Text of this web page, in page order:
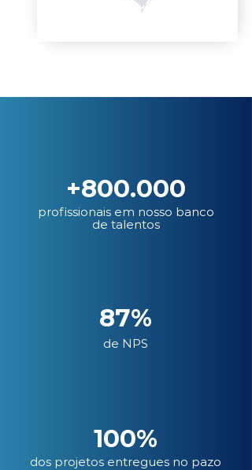
+800.000
profissionais em nosso banco
de talentos
87%
de NPS
100%
dos projetos entregues no pazo